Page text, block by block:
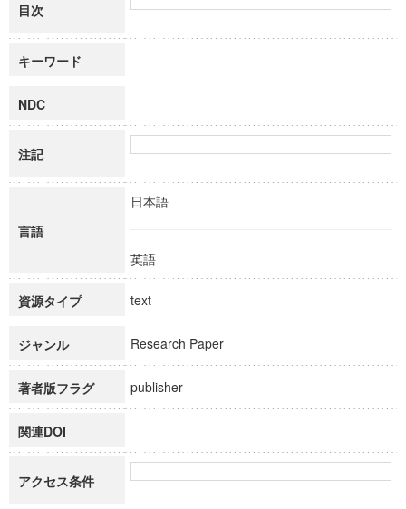
目次
キーワード
NDC
注記
言語
日本語
英語
資源タイプ text
ジャンル Research Paper
著者版フラグ publisher
関連DOI
アクセス条件